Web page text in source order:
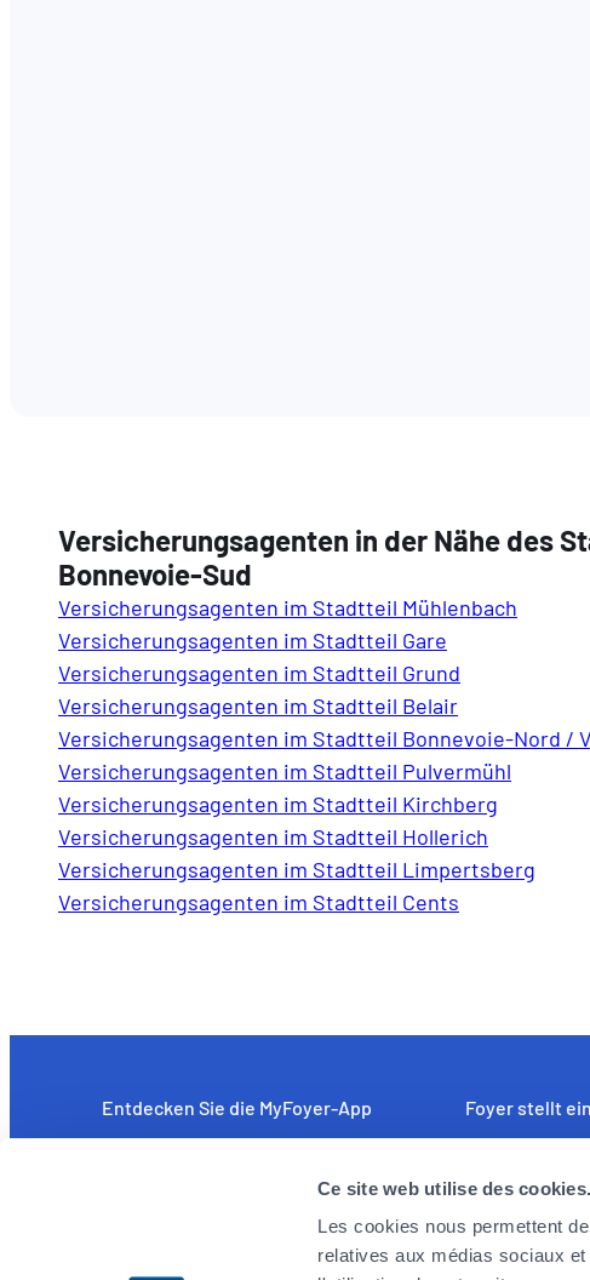
Ce site web utilise des cookies.
Les cookies nous permettent
relatives aux médias sociaux
Versicherungsagenten in der Nähe des
Bonnevoie-Sud
Versicherungsagenten im Stadtteil Mühlenbach
Versicherungsagenten im Stadtteil Gare
Versicherungsagenten im Stadtteil Grund
Versicherungsagenten im Stadtteil Belair
Versicherungsagenten im Stadtteil Bonnevoie-Nord /
Versicherungsagenten im Stadtteil Pulvermühl
Versicherungsagenten im Stadtteil Kirchberg
Versicherungsagenten im Stadtteil Hollerich
Versicherungsagenten im Stadtteil Limpertsberg
Versicherungsagenten im Stadtteil Cents
Entdecken Sie die MyFoyer-App
Erstattung medizinischer Kosten. Sie
verfolgen Ihre Schadensfälle in Echtzeit und
erhalten rund um die Uhr und an 7 Tagen der
Woche Hilfestellung über das Notfalltelefon.
Foyer stellt ein
Mitarbeitern
angehen